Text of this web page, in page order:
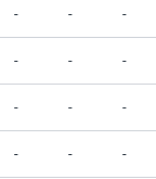
- - -
- - -
- - -
- - -